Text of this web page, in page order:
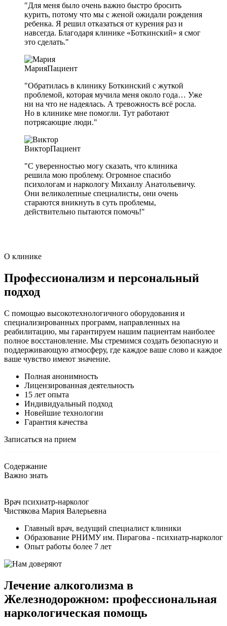
"Для меня было очень важно быстро бросить
курить, потому что мы с женой ожидали рождения
ребенка. Я решил отказаться от курения раз и
навсегда. Благодаря клинике «Боткинский» я смог
это сделать."
МарияПациент
"Обратилась в клинику Боткинский с жуткой
проблемой, которая мучила меня около года… Уже
ни на что не надеялась. А тревожность всё росла.
Но в клинике мне помогли. Тут работают
потрясающие люди."
ВикторПациент
"С уверенностью могу сказать, что клиника
решила мою проблему. Огромное спасибо
психологам и наркологу Михаилу Анатольевичу.
Они великолепные специалисты, они очень
стараются вникнуть в суть проблемы,
действительно пытаются помочь!"
О клинике
Профессионализм и персональный
подход
С помощью высокотехнологичного оборудования и
специализированных программ, направленных на
реабилитацию, мы гарантируем нашим пациентам наиболее
полное восстановление. Мы стремимся создать безопасную и
поддерживающую атмосферу, где каждое ваше слово и каждое
ваше чувство имеют значение.
Полная анонимность
Лицензированная деятельность
15 лет опыта
Индивидуальный подход
Новейшие технологии
Гарантия качества
Записаться на прием
Содержание
Важно знать
Врач психиатр-нарколог
Чистякова Мария Валерьевна
Главный врач, ведущий специалист клиники
Образование РНИМУ им. Пирагова - психиатр-нарколог
Опыт работы более 7 лет
Лечение алкоголизма в
Железнодорожном: профессиональная
наркологическая помощь